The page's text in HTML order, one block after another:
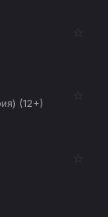
☆
(12+)
☆
☆